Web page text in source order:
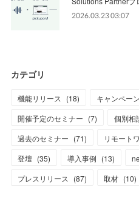
2026.03.23 03:07
カテゴリ
機能リリース (18) キャンペーン
開催予定のセミナー (7) 個別相
過去のセミナー (71) リモート
登壇 (35) 導入事例 (13)
プレスリリース
(87) 取材 (10)